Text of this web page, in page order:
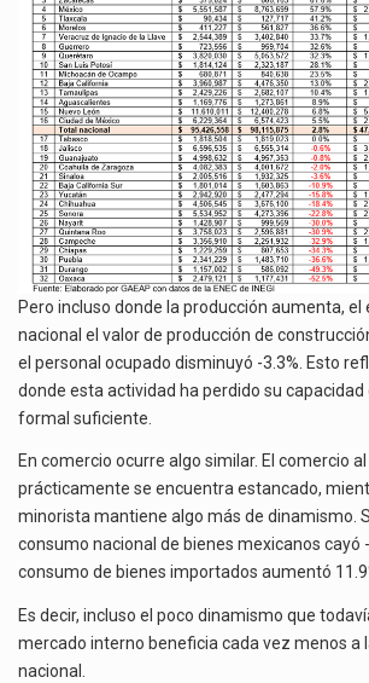
Pero incluso donde la producción aumenta, el
nacional el valor de producción de
el personal ocupado disminuyó -3.3%. Esto
donde esta actividad ha perdido su
formal suficiente.
En comercio ocurre algo similar. El comercio
prácticamente se encuentra estancado,
minorista mantiene algo más de dinamismo.
consumo nacional de bienes mexicanos cayó
consumo de bienes importados aumentó
Es decir, incluso el poco dinamismo que
mercado interno beneficia cada vez menos a
nacional.